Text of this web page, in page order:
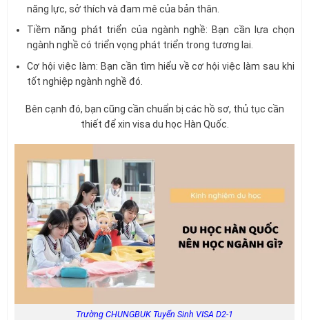
năng lực, sở thích và đam mê của bản thân.
Tiềm năng phát triển của ngành nghề: Bạn cần lựa chọn
ngành nghề có triển vọng phát triển trong tương lai.
Cơ hội việc làm: Bạn cần tìm hiểu về cơ hội việc làm sau khi
tốt nghiệp ngành nghề đó.
Bên cạnh đó, bạn cũng cần chuẩn bị các hồ sơ, thủ tục cần
thiết để xin visa du học Hàn Quốc.
Trường CHUNGBUK Tuyển Sinh VISA D2-1